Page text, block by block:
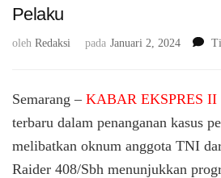
Pelaku
oleh Redaksi pada Januari 2, 2024
Semarang – KABAR EKSPRES II
terbaru dalam penanganan kasus
melibatkan oknum anggota TNI
Raider 408/Sbh menunjukkan